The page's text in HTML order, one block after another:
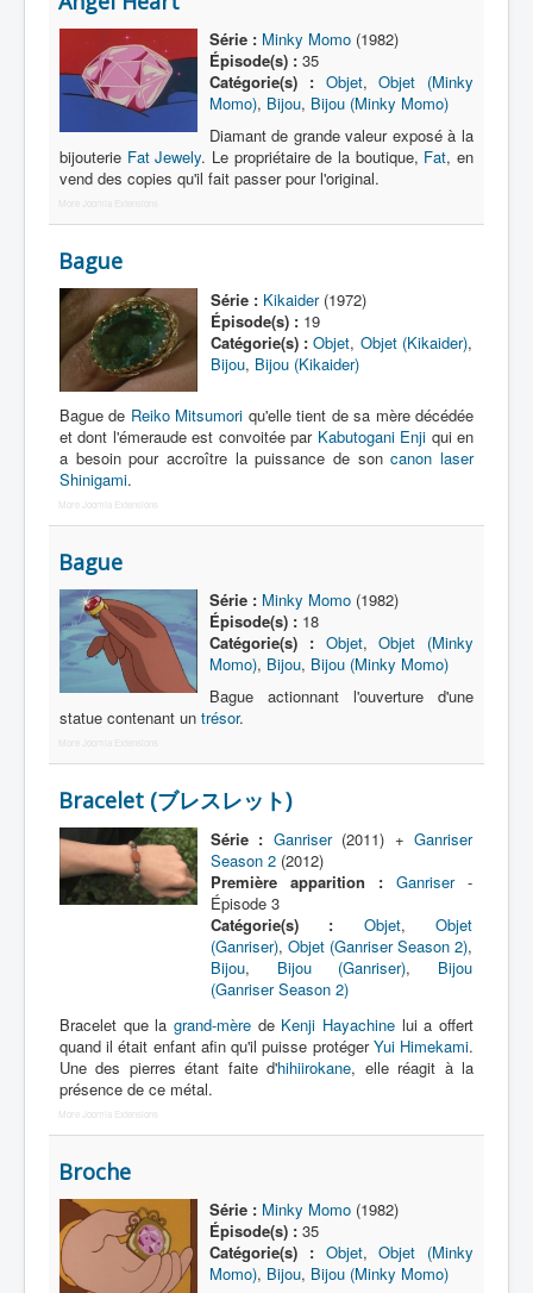
Acteur
Équipe
Personnage
Équipement
Mecha
Objet
Lieu
Épisode
Référence
Fanservice
Nom
Catégorie
Série : Minky Momo(1982)
Épisode(s) :35
Catégorie(s) : Objet,Objet (Minky
Momo), Bijou, Bijou (Minky Momo)
Diamant de grande valeur exposé à la
bijouterie Fat Jewely. Le propriétaire de la boutique, Fat, en
vend des copies qu'il fait passer pour l'original.
More Joomla Extensions
Bague
Série : Kikaider(1972)
Épisode(s) :19
Catégorie(s) : Objet, Objet (Kikaider),
Bijou, Bijou (Kikaider)
Bague de Reiko Mitsumori qu'elle tient de sa mère décédée
et dont l'émeraude est convoitée par Kabutogani Enji qui en
a besoin pour accroître la puissance de soncanon laser
Shinigami.
More Joomla Extensions
Bague
Série : Minky Momo(1982)
Épisode(s) :18
Catégorie(s) : Objet,Objet (Minky
Momo), Bijou, Bijou (Minky Momo)
Bague actionnant l'ouverture d'une
statue contenant un trésor.
More Joomla Extensions
Bracelet (ブレスレット)
Série : Ganriser(2011) + Ganriser
Season 2(2012)
Première apparition : Ganriser-
Épisode 3
Catégorie(s) :
Objet,Objet
(Ganriser), Objet (Ganriser Season 2),
Bijou, Bijou (Ganriser), Bijou
(Ganriser Season 2)
Bracelet que la grand-mère de Kenji Hayachine lui a offert
quand il était enfant afin qu'il puisse protégerYui Himekami.
Une des pierres étant faite d'hihiirokane, elle réagit à la
présence de ce métal.
More Joomla Extensions
Broche
Série : Minky Momo(1982)
Épisode(s) :35
Catégorie(s) : Objet,Objet (Minky
Momo), Bijou, Bijou (Minky Momo)